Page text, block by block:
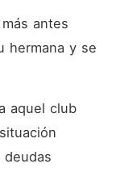
antes
hermana y se
aquel club